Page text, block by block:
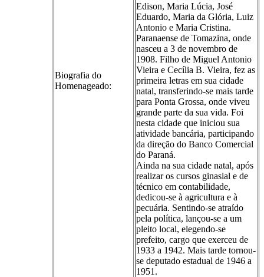
Biografia do
Homenageado:
Edison, Maria Lúcia, José
Eduardo, Maria da Glória, Luiz
Antonio e Maria Cristina.
Paranaense de Tomazina, onde
nasceu a 3 de novembro de
1908. Filho de Miguel Antonio
Vieira e Cecília B. Vieira, fez as
primeira letras em sua cidade
natal, transferindo-se mais tarde
para Ponta Grossa, onde viveu
grande parte da sua vida. Foi
nesta cidade que iniciou sua
atividade bancária, participando
da direção do Banco Comercial
do Paraná.
Ainda na sua cidade natal, após
realizar os cursos ginasial e de
técnico em contabilidade,
dedicou-se à agricultura e à
pecuária. Sentindo-se atraído
pela política, lançou-se a um
pleito local, elegendo-se
prefeito, cargo que exerceu de
1933 a 1942. Mais tarde tornou-
se deputado estadual de 1946 a
1951.